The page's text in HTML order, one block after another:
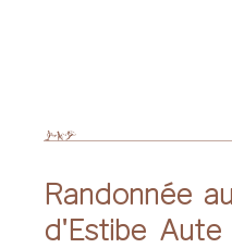
Randonnée
d'Estibe Aute